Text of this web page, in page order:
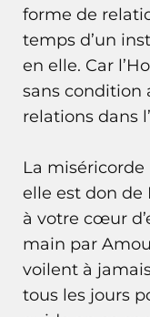
forme de
temps d’un
en elle. Car
sans condition
relations dans l’
La miséricorde
elle est don de
à votre cœur
main par
voilent à
tous les jours